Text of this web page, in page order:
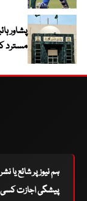
پشاور
مسترد
ہم نیوز پر شائع یا
پیشگی اجازت کسی